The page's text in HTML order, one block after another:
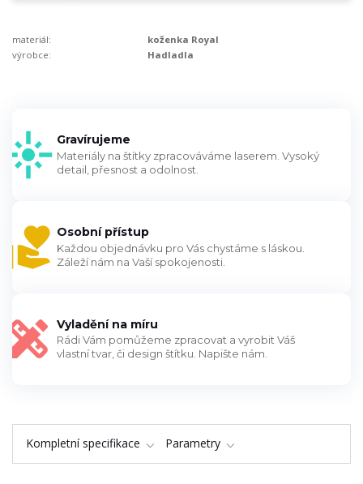
materiál:
koženka Royal
výrobce:
Hadladla
Gravírujeme
Materiály na štítky zpracováváme laserem. Vysoký
detail, přesnost a odolnost.
Osobní přístup
Každou objednávku pro Vás chystáme s láskou.
Záleží nám na Vaší spokojenosti.
Vyladění na míru
Rádi Vám pomůžeme zpracovat a vyrobit Váš
vlastní tvar, či design štítku. Napište nám.
Kompletní specifikace Parametry